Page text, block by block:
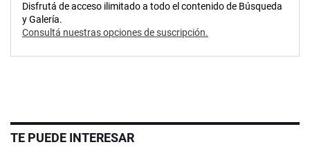
Disfrutá de acceso ilimitado a todo el contenido de Búsqueda
y Galería.
Consultá nuestras opciones de suscripción.
TE PUEDE INTERESAR